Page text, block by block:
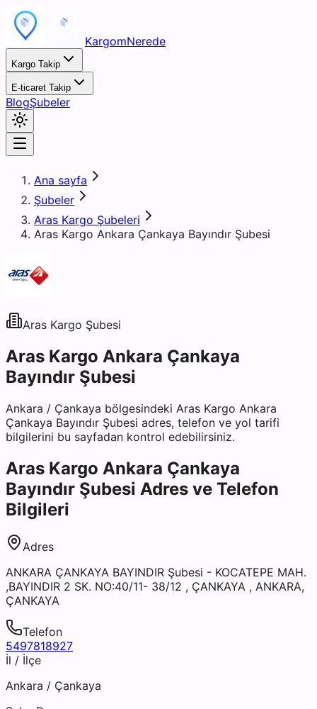
KargomNerede
Kargo Takip
E-ticaret Takip
BlogŞubeler
Ana sayfa
Şubeler
Aras Kargo Şubeleri
Aras Kargo Ankara Çankaya Bayındır Şubesi
Aras Kargo Şubesi
Aras Kargo Ankara Çankaya
Bayındır Şubesi
Ankara / Çankaya bölgesindeki Aras Kargo Ankara
Çankaya Bayındır Şubesi adres, telefon ve yol tarifi
bilgilerini bu sayfadan kontrol edebilirsiniz.
Aras Kargo Ankara Çankaya
Bayındır Şubesi Adres ve Telefon
Bilgileri
Adres
ANKARA ÇANKAYA BAYINDIR Şubesi - KOCATEPE MAH.
,BAYINDIR 2 SK. NO:40/11- 38/12 , ÇANKAYA , ANKARA,
ÇANKAYA
Telefon
5497818927
İl / İlçe
Ankara / Çankaya